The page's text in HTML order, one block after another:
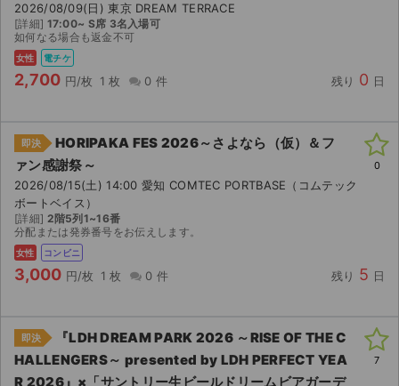
2026/08/09(日) 東京 DREAM TERRACE
[詳細] 17:00~ S席 3名入場可
如何なる場合も返金不可
女性 電チケ
2,700 円/枚 1 枚 0 件 残り 0 日
即決
HORIPAKA FES 2026～さよなら（仮）＆フ
ァン感謝祭～
2026/08/15(土) 14:00 愛知 COMTEC PORTBASE（コムテック
ボートベイス）
[詳細] 2階5列1~16番
分配または発券番号をお伝えします。
女性 コンビニ
3,000 円/枚 1 枚 0 件 残り 5 日
0
即決
『LDH DREAM PARK 2026 ～RISE OF THE C
HALLENGERS～ presented by LDH PERFECT YEA
R 2026』×「サントリー⽣ビールドリームビアガーデ
7